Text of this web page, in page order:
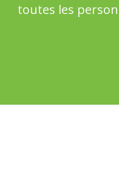
toutes les